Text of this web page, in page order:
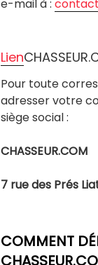
e-mail à :
Lien
Pour toute
adresser votre
siège social :
CHASSEUR.COM
7 rue des Prés
COMMENT